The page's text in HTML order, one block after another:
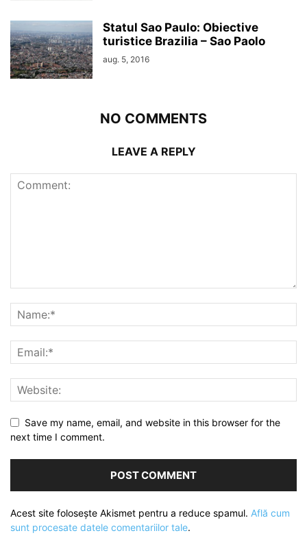
Statul Sao Paulo: Obiective
turistice Brazilia – Sao Paolo
aug. 5, 2016
NO COMMENTS
LEAVE A REPLY
Save my name, email, and website in this browser for the
next time I comment.
Acest site folosește Akismet pentru a reduce spamul. Află cum
sunt procesate datele comentariilor tale.